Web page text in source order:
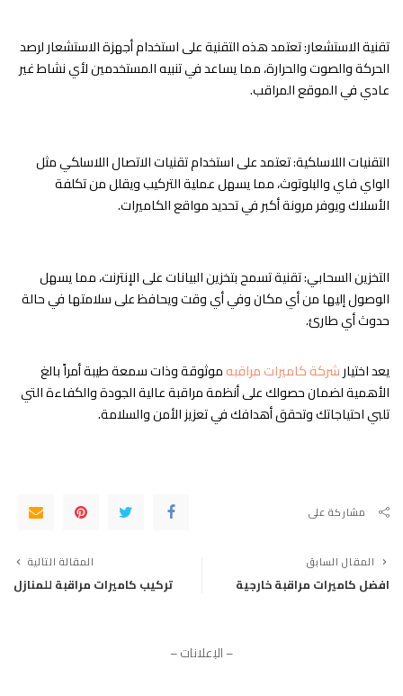
تقنية الاستشعار: تعتمد هذه التقنية على استخدام أجهزة الاستشعار لرصد
الحركة والصوت والحرارة، مما يساعد في تنبيه المستخدمين لأي نشاط غير
عادي في الموقع المراقب.
التقنيات اللاسلكية: تعتمد على استخدام تقنيات الاتصال اللاسلكي مثل
الواي فاي والبلوتوث، مما يسهل عملية التركيب ويقلل من تكلفة
الأسلاك ويوفر مرونة أكبر في تحديد مواقع الكاميرات.
التخزين السحابي: تقنية تسمح بتخزين البيانات على الإنترنت، مما يسهل
الوصول إليها من أي مكان وفي أي وقت ويحافظ على سلامتها في حالة
حدوث أي طارئ.
يعد اختيارشركة كاميرات مراقبهموثوقة وذات سمعة طيبة أمراً بالغ
الأهمية لضمان حصولك على أنظمة مراقبة عالية الجودة والكفاءة التي
تلبي احتياجاتك وتحقق أهدافك في تعزيز الأمن والسلامة.
مشاركة على
المقال السابق
افضل كاميرات مراقبة خارجية
المقالة التالية
تركيب كاميرات مراقبة للمنازل
– الإعلانات –